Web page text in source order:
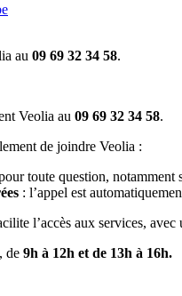
au 09 69 32 34 58.
Veolia au 09 69 32 34 58.
de joindre Veolia :
toute question, notamment
: l’appel est
l’accès aux services, avec
de 9h à 12h et de 13h à 16h.